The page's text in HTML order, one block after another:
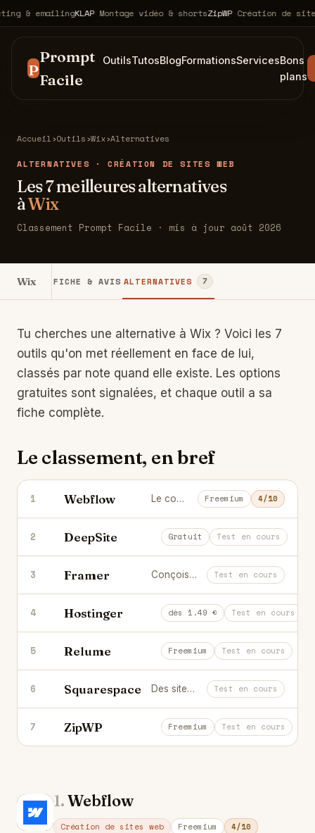
& emailingKLAPMontage vidéo & shortsZipWPCréation de sites
P
Prompt
Facile
OutilsTutosBlogFormationsServicesBons
plans
Accueil›Outils›Wix›Alternatives
ALTERNATIVES · CRÉATION DE SITES WEB
Les 7 meilleures alternatives
àWix
Classement Prompt Facile · mis à jour août 2026
Wix FICHE & AVIS ALTERNATIVES 7
Tu cherches une alternative à Wix ? Voici les 7
outils qu'on met réellement en face de lui,
classés par note quand elle existe. Les options
gratuites sont signalées, et chaque outil a sa
fiche complète.
Le classement, en bref
1 Webflow Le constructeur de sites web visuel qui écrit un vrai code, CMS et hébergement inclus. Freemium 4/10
2 DeepSite Génère des sites web complets par
Gratuit Test en cours
3 Framer Conçois et publie des sites animés sans coder. Test en cours
4 Hostinger Hébergement web abordable avec
dès 1.49 € Test en cours
5 Relume Génère wireframes et sites
Freemium Test en cours
6 Squarespace Des sites et boutiques élégants, clés en main. Test en cours
7 ZipWP Crée un site WordPress complet en
Freemium Test en cours
We
1.Webflow
Création de sites web Freemium 4/10